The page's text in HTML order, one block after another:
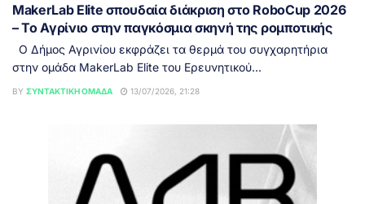
MakerLab Elite σπουδαία διάκριση στο RoboCup 2026
– Το Αγρίνιο στην παγκόσμια σκηνή της ρομποτικής
Ο Δήμος Αγρινίου εκφράζει τα θερμά του συγχαρητήρια
στην ομάδα MakerLab Elite του Ερευνητικού...
BY ΣΥΝΤΑΚΤΙΚΉ ΟΜΆΔΑ 13/07/2026, 21:28